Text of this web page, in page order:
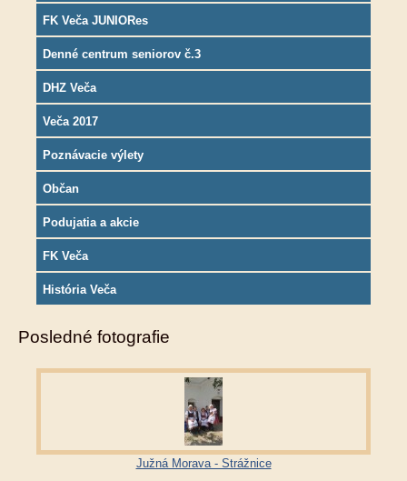
FK Veča JUNIORes
Denné centrum seniorov č.3
DHZ Veča
Veča 2017
Poznávacie výlety
Občan
Podujatia a akcie
FK Veča
História Veča
Posledné fotografie
Južná Morava - Strážnice